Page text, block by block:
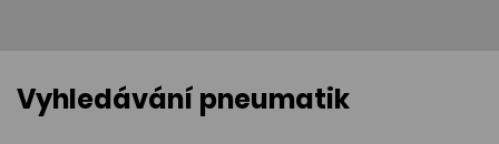
Vyhledávání pneumatik